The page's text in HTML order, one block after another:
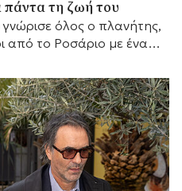
τη ζωή του
όλος ο πλανήτης,
από το Ροσάριο με ένα